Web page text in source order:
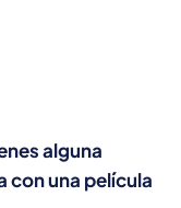
alguna
con una película